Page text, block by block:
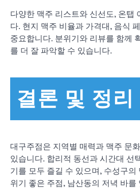
다양한 맥주 리스트와 신선도, 온탭
다. 현지 맥주 비율과 가격대, 음식
중요합니다. 분위기와 리뷰를 함께
를 더 잘 파악할 수 있습니다.
결론 및 정리
대구주점은 지역별 매력과 맥주 문
있습니다. 합리적 동선과 시간대 선
기를 모두 즐길 수 있으며, 수성구의
위기 좋은 주점, 남산동의 저녁 바를